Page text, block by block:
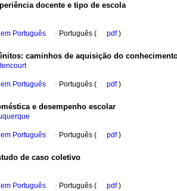
docente e tipo de escola
Português · Português ( pdf)
: caminhos de aquisição do
Português · Português ( pdf)
e desempenho escolar
Português · Português ( pdf)
de caso coletivo
Português · Português ( pdf)